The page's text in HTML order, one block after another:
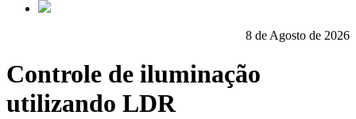
8 de Agosto de 2026
Controle de iluminação
utilizando LDR